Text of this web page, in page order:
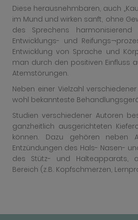
Diese herausnehmbaren, auch
im Mund und wirken sanft, ohne
des Sprechens
Entwicklungs- und
Entwicklung von Sprache und
man durch den positiven Einfluss
Atemstörungen.
Neben einer Vielzahl
wohl bekannteste
Studien verschiedener Autoren
ganzheitlich ausgerichteten
können. Dazu gehören neben
Entzündungen des Hals- Nasen-
des Stütz- und Halteapparats,
Bereich (z.B. Kopfschmerzen,